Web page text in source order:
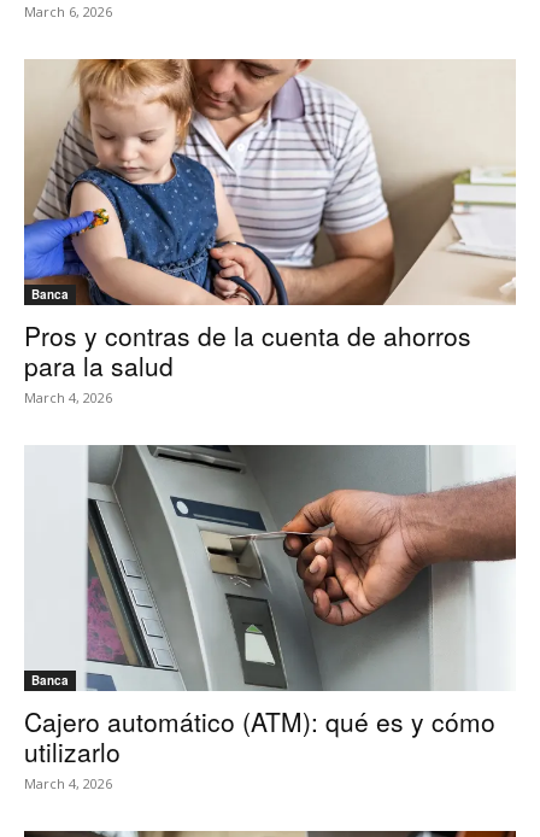
March 6, 2026
Banca
Pros y contras de la cuenta de ahorros
para la salud
March 4, 2026
Banca
Cajero automático (ATM): qué es y cómo
utilizarlo
March 4, 2026